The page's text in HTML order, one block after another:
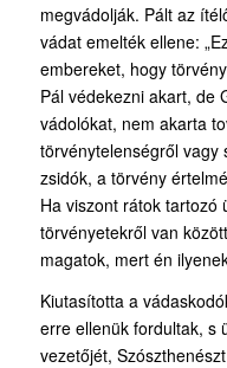
megvádolják. Pált az
vádat emelték ellene:
embereket, hogy
Pál védekezni akart, de
vádolókat, nem akarta
törvénytelenségről vagy
zsidók, a törvény
Ha viszont rátok tartozó
törvényetekről van
magatok, mert én
Kiutasította a
erre ellenük fordultak, s
vezetőjét,